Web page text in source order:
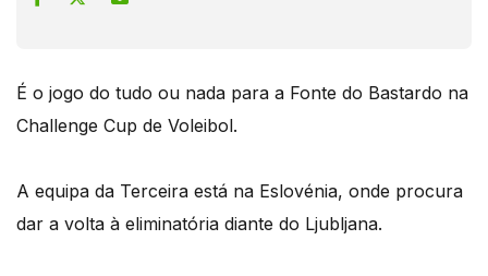
É o jogo do tudo ou nada para a Fonte do Bastardo na
Challenge Cup de Voleibol.
A equipa da Terceira está na Eslovénia, onde procura
dar a volta à eliminatória diante do Ljubljana.